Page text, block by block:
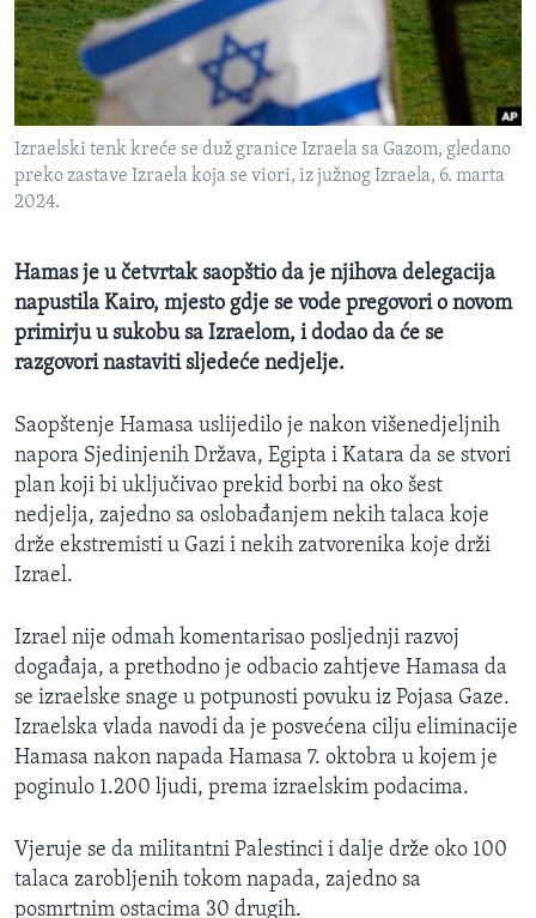
MAGAZIN
O GLASU AMERIKE
Learning English
PRATITE NAS
Jezici
Izraelski tenk kreće se duž granice Izraela sa Gazom, gledano
preko zastave Izraela koja se viori, iz južnog Izraela, 6. marta
2024.
Hamas je u četvrtak saopštio da je njihova delegacija
napustila Kairo, mjesto gdje se vode pregovori o novom
primirju u sukobu sa Izraelom, i dodao da će se
razgovori nastaviti sljedeće nedjelje.
Saopštenje Hamasa uslijedilo je nakon višenedjeljnih
napora Sjedinjenih Država, Egipta i Katara da se stvori
plan koji bi uključivao prekid borbi na oko šest
nedjelja, zajedno sa oslobađanjem nekih talaca koje
drže ekstremisti u Gazi i nekih zatvorenika koje drži
Izrael.
Izrael nije odmah komentarisao posljednji razvoj
događaja, a prethodno je odbacio zahtjeve Hamasa da
se izraelske snage u potpunosti povuku iz Pojasa Gaze.
Izraelska vlada navodi da je posvećena cilju eliminacije
Hamasa nakon napada Hamasa 7. oktobra u kojem je
poginulo 1.200 ljudi, prema izraelskim podacima.
Vjeruje se da militantni Palestinci i dalje drže oko 100
talaca zarobljenih tokom napada, zajedno sa
posmrtnim ostacima 30 drugih.